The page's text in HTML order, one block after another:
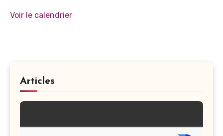
Voir le calendrier
Articles